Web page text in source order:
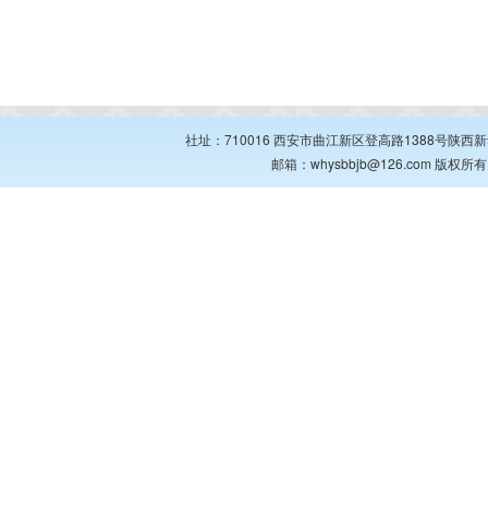
社址：710016 西安市曲江新区登高路1388号陕西
邮箱：whysbbjb@126.com 版权所